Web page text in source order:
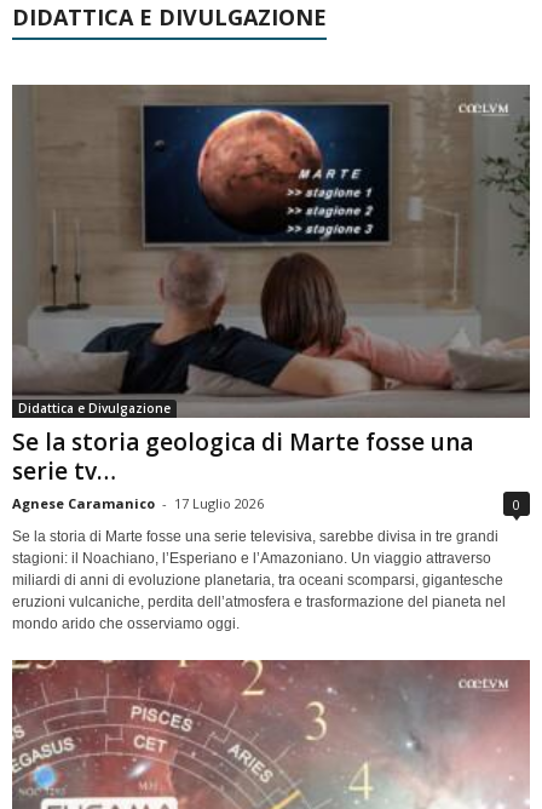
DIDATTICA E DIVULGAZIONE
Didattica e Divulgazione
Se la storia geologica di Marte fosse una
serie tv…
Agnese Caramanico - 17 Luglio 2026 0
Se la storia di Marte fosse una serie televisiva, sarebbe divisa in tre grandi
stagioni: il Noachiano, l’Esperiano e l’Amazoniano. Un viaggio attraverso
miliardi di anni di evoluzione planetaria, tra oceani scomparsi, gigantesche
eruzioni vulcaniche, perdita dell’atmosfera e trasformazione del pianeta nel
mondo arido che osserviamo oggi.